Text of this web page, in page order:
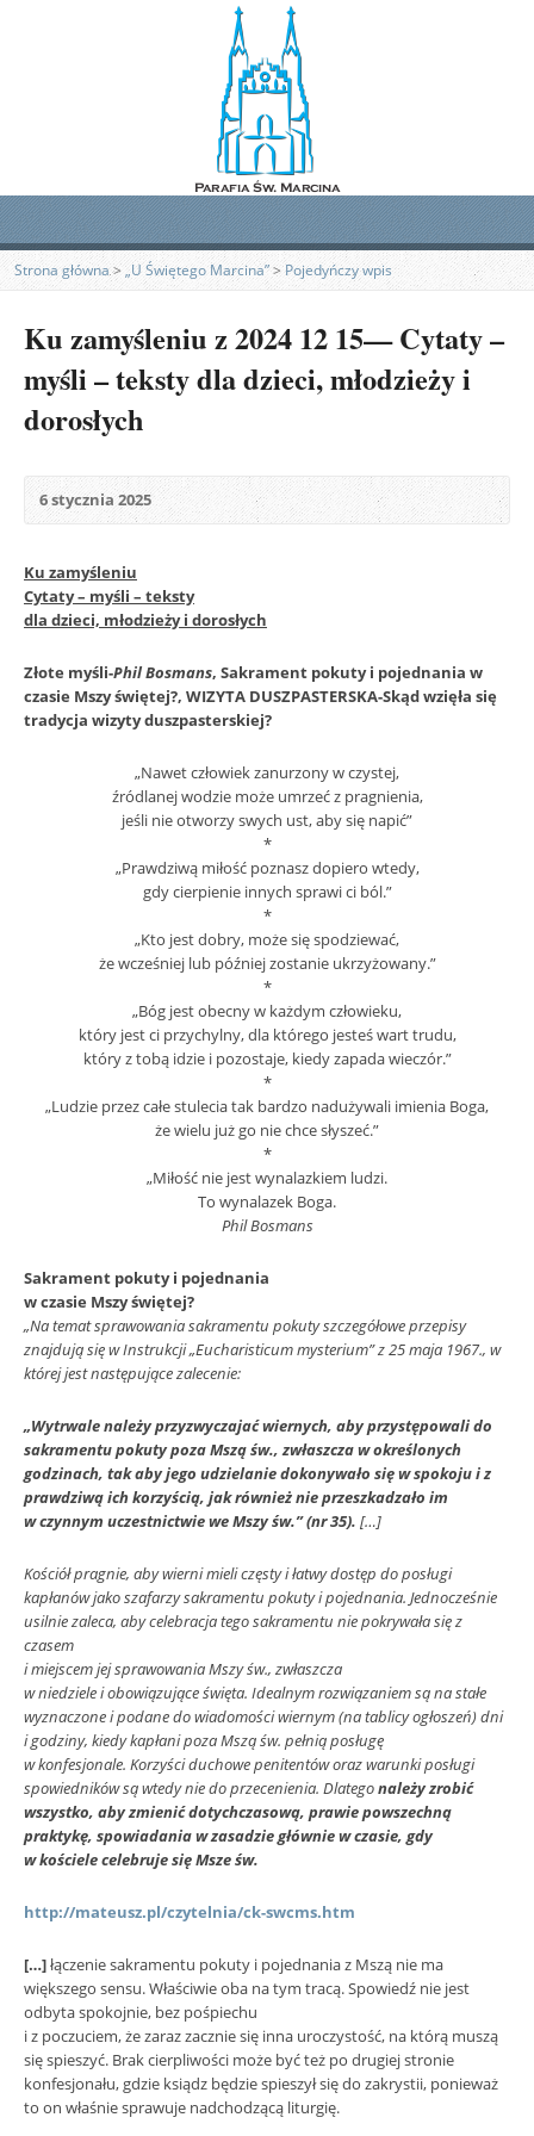
Strona główna> „U Świętego Marcina” >Pojedyńczy wpis
Ku zamyśleniu z 2024 12 15— Cytaty –
myśli – teksty dla dzieci, młodzieży i
dorosłych
6 stycznia 2025
Ku zamyśleniu
Cytaty – myśli – teksty
dla dzieci, młodzieży i dorosłych
Złote myśli-Phil Bosmans, Sakrament pokuty i pojednania w
czasie Mszy świętej?, WIZYTA DUSZPASTERSKA-Skąd wzięła się
tradycja wizyty duszpasterskiej?
„Nawet człowiek zanurzony w czystej,
źródlanej wodzie może umrzeć z pragnienia,
jeśli nie otworzy swych ust, aby się napić”
*
„Prawdziwą miłość poznasz dopiero wtedy,
gdy cierpienie innych sprawi ci ból.”
*
„Kto jest dobry, może się spodziewać,
że wcześniej lub później zostanie ukrzyżowany.”
*
„Bóg jest obecny w każdym człowieku,
który jest ci przychylny, dla którego jesteś wart trudu,
który z tobą idzie i pozostaje, kiedy zapada wieczór.”
*
„Ludzie przez całe stulecia tak bardzo nadużywali imienia Boga,
że wielu już go nie chce słyszeć.”
*
„Miłość nie jest wynalazkiem ludzi.
To wynalazek Boga.
Phil Bosmans
Sakrament pokuty i pojednania
w czasie Mszy świętej?
„Na temat sprawowania sakramentu pokuty szczegółowe przepisy
znajdują się w Instrukcji „Eucharisticum mysterium” z 25 maja 1967., w
której jest następujące zalecenie:
„Wytrwale należy przyzwyczajać wiernych, aby przystępowali do
sakramentu pokuty poza Mszą św., zwłaszcza w określonych
godzinach, tak aby jego udzielanie dokonywało się w spokoju i z
prawdziwą ich korzyścią, jak również nie przeszkadzało im
w czynnym uczestnictwie we Mszy św.” (nr 35). […]
Kościół pragnie, aby wierni mieli częsty i łatwy dostęp do posługi
kapłanów jako szafarzy sakramentu pokuty i pojednania. Jednocześnie
usilnie zaleca, aby celebracja tego sakramentu nie pokrywała się z
czasem
i miejscem jej sprawowania Mszy św., zwłaszcza
w niedziele i obowiązujące święta. Idealnym rozwiązaniem są na stałe
wyznaczone i podane do wiadomości wiernym (na tablicy ogłoszeń) dni
i godziny, kiedy kapłani poza Mszą św. pełnią posługę
w konfesjonale. Korzyści duchowe penitentów oraz warunki posługi
spowiedników są wtedy nie do przecenienia. Dlategonależy zrobić
wszystko, aby zmienić dotychczasową, prawie powszechną
praktykę, spowiadania w zasadzie głównie w czasie, gdy
w kościele celebruje się Msze św.
http://mateusz.pl/czytelnia/ck-swcms.htm
[…]łączenie sakramentu pokuty i pojednania z Mszą nie ma
większego sensu. Właściwie oba na tym tracą. Spowiedź nie jest
odbyta spokojnie, bez pośpiechu
i z poczuciem, że zaraz zacznie się inna uroczystość, na którą muszą
się spieszyć. Brak cierpliwości może być też po drugiej stronie
konfesjonału, gdzie ksiądz będzie spieszył się do zakrystii, ponieważ
to on właśnie sprawuje nadchodzącą liturgię.